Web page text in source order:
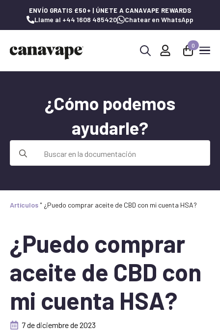
ENVÍO GRATIS £50+ | ÚNETE A CANAVAPE REWARDS
Llame al +44 1608 485420 Chatear en WhatsApp
0
¿Cómo podemos
ayudarle?
Artículos " ¿Puedo comprar aceite de CBD con mi cuenta HSA?
¿Puedo comprar
aceite de CBD con
mi cuenta HSA?
7 de diciembre de 2023